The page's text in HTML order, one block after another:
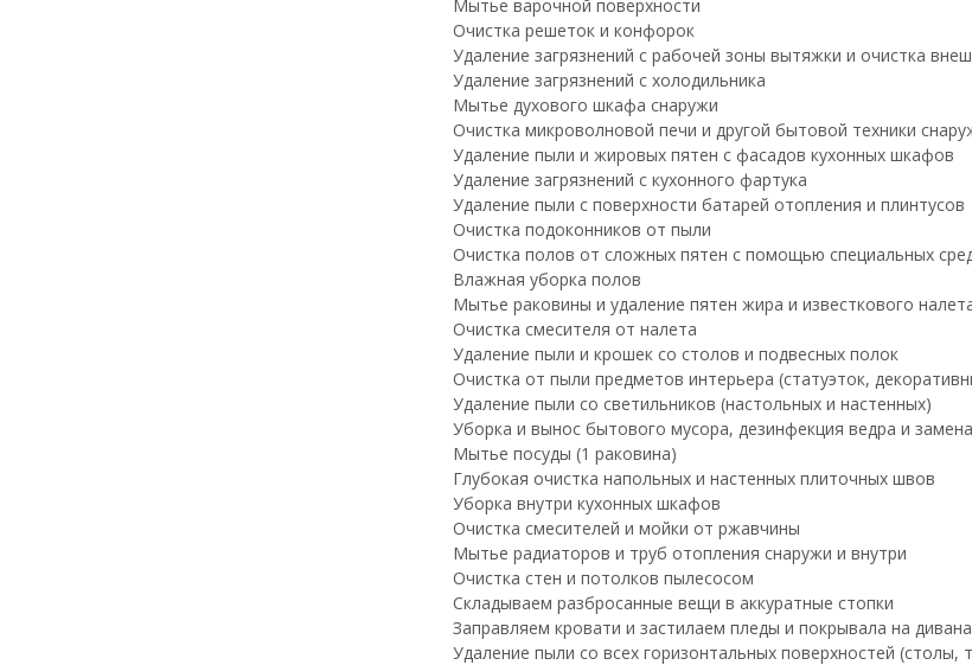
Мытье варочной поверхности
Очистка решеток и конфорок
Удаление загрязнений с рабочей зоны вытяжки и очистка
Удаление загрязнений с холодильника
Мытье духового шкафа снаружи
Очистка микроволновой печи и другой бытовой техники
Удаление пыли и жировых пятен с фасадов кухонных шкафов
Удаление загрязнений с кухонного фартука
Удаление пыли с поверхности батарей отопления и плинтусов
Очистка подоконников от пыли
Очистка полов от сложных пятен с помощью специальных
Влажная уборка полов
Мытье раковины и удаление пятен жира и известкового
Очистка смесителя от налета
Удаление пыли и крошек со столов и подвесных полок
Очистка от пыли предметов интерьера (статуэток,
Удаление пыли со светильников (настольных и настенных)
Уборка и вынос бытового мусора, дезинфекция ведра и
Мытье посуды (1 раковина)
Глубокая очистка напольных и настенных плиточных швов
Уборка внутри кухонных шкафов
Очистка смесителей и мойки от ржавчины
Мытье радиаторов и труб отопления снаружи и внутри
Очистка стен и потолков пылесосом
Складываем разбросанные вещи в аккуратные стопки
Заправляем кровати и застилаем пледы и покрывала на
Удаление пыли со всех горизонтальных поверхностей (столы,